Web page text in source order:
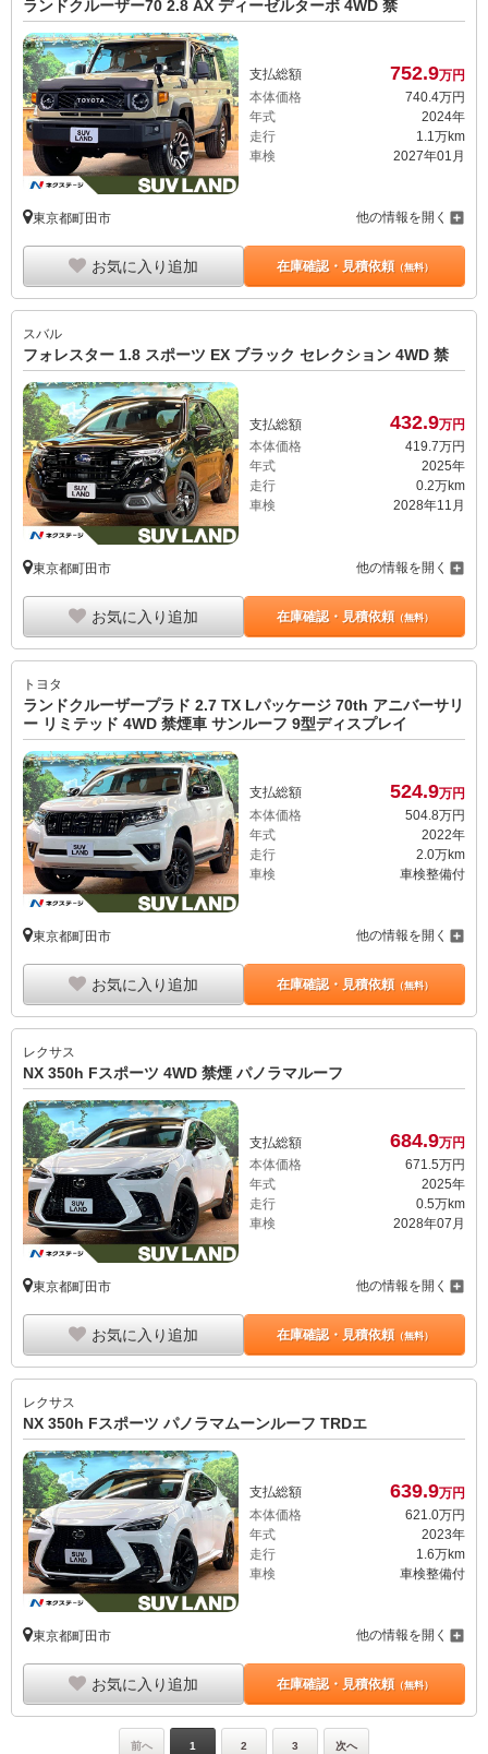
ランドクルーザー70 2.8 AX ディーゼルターボ 4WD 禁
支払総額 752.9万円
本体価格
740. 4万円
年式
2024年
走行
1.1万km
車検
2027年01月
東京都町田市 他の情報を開く
お気に入り追加 在庫確認・見積依頼（無料）
スバル
フォレスター 1.8 スポーツ EX ブラック セレクション 4WD 禁
支払総額 432.9万円
本体価格
419.7万円
年式
2025年
走行
0.2万km
車検
2028年11月
東京都町田市 他の情報を開く
お気に入り追加 在庫確認・見積依頼（無料）
トヨタ
ランドクルーザープラド 2.7 TX Lパッケージ 70th アニバーサリ
ー リミテッド 4WD 禁煙車 サンルーフ 9型ディスプレイ
支払総額 524.9万円
本体価格
504. 8万円
年式
2022年
走行
2.0万km
車検
車検整備付
東京都町田市 他の情報を開く
お気に入り追加 在庫確認・見積依頼（無料）
レクサス
NX 350h Fスポーツ 4WD 禁煙 パノラマルーフ
支払総額 684.9万円
本体価格
671.5万円
年式
2025年
走行
0.5万km
車検
2028年07月
東京都町田市 他の情報を開く
お気に入り追加 在庫確認・見積依頼（無料）
レクサス
NX 350h Fスポーツ パノラマムーンルーフ TRDエ
支払総額 639.9万円
本体価格
621. 0万円
年式
2023年
走行
1.6万km
車検
車検整備付
東京都町田市 他の情報を開く
お気に入り追加 在庫確認・見積依頼（無料）
前へ 1 2 3 次へ